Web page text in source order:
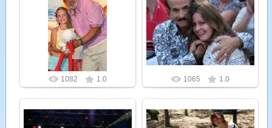
26.07.2012
Admin
1082 1.0
26.07.2012
Admin
1065 1.0